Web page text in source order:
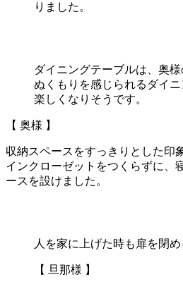
りました。
ダイニングテーブルは、奥様
ぬくもりを感じられるダイ
楽しくなりそうです。
【 奥様 】
収納スペースをすっきりとした印
インクローゼットをつくらずに、
ースを設けました。
人を家に上げた時も扉を閉
【 旦那様 】